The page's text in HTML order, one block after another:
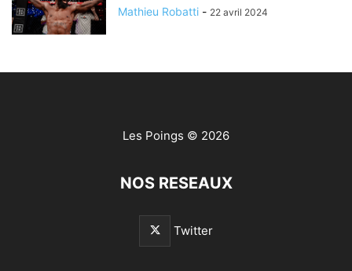
Mathieu Robatti - 22 avril 2024
Les Poings © 2026
NOS RESEAUX
Twitter